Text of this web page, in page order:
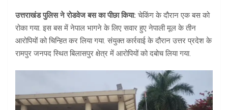
उत्तराखंड पुलिस ने रोडवेज बस का पीछा किया:चेकिंग के दौरान एक बस को
रोका गया. इस बस में नेपाल भागने के लिए सवार हुए नेपाली मूल के तीन
आरोपियों को चिन्हित कर लिया गया. संयुक्त कार्रवाई के दौरान उत्तर प्रदेश के
रामपुर जनपद स्थित बिलासपुर क्षेत्र में आरोपियों को दबोच लिया गया.